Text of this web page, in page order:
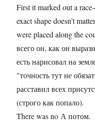
First it marked out a
exact shape doesn’t
were placed along the
всего он, как он
есть нарисовал на
"точность тут не
расставил всех
(строго как попало).
There was no А потом.